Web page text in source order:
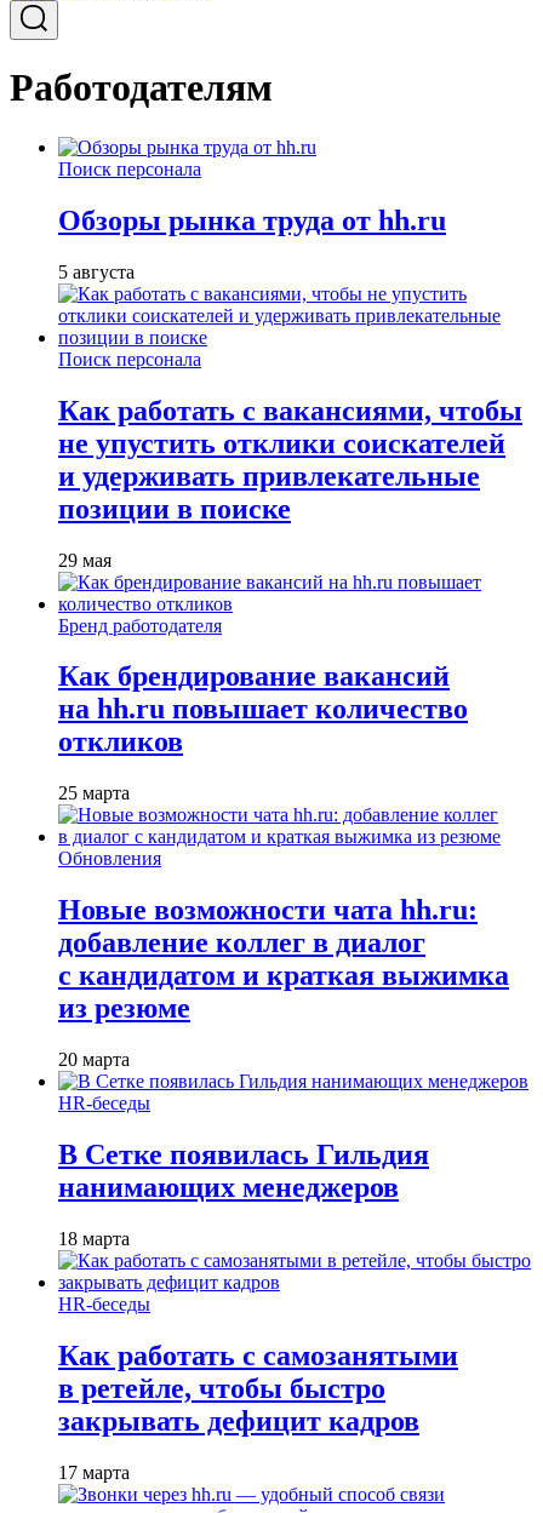
Работодателям
Поиск персонала
Обзоры рынка труда от hh.ru
5 августа
Поиск персонала
Как работать с вакансиями, чтобы
не упустить отклики соискателей
и удерживать привлекательные
позиции в поиске
29 мая
Бренд работодателя
Как брендирование вакансий
на hh.ru повышает количество
откликов
25 марта
Обновления
Новые возможности чата hh.ru:
добавление коллег в диалог
с кандидатом и краткая выжимка
из резюме
20 марта
HR-беседы
В Сетке появилась Гильдия
нанимающих менеджеров
18 марта
HR-беседы
Как работать с самозанятыми
в ретейле, чтобы быстро
закрывать дефицит кадров
17 марта